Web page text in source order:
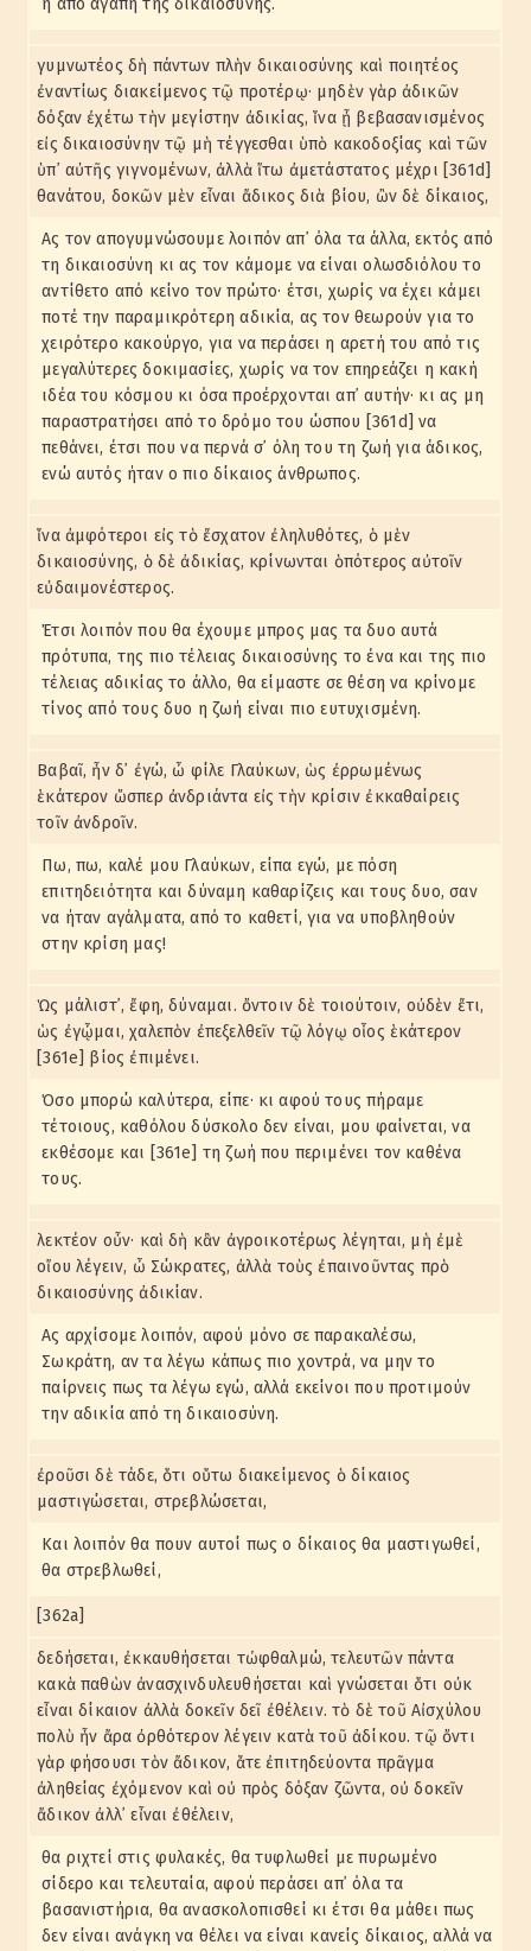
ή από αγάπη της δικαιοσύνης.
γυμνωτέος δὴ πάντων πλὴν δικαιοσύνης καὶ ποιητέος
ἐναντίως διακείμενος τῷ προτέρῳ· μηδὲν γὰρ ἀδικῶν
δόξαν ἐχέτω τὴν μεγίστην ἀδικίας, ἵνα ᾖ βεβασανισμένος
εἰς δικαιοσύνην τῷ μὴ τέγγεσθαι ὑπὸ κακοδοξίας καὶ τῶν
ὑπ᾽ αὐτῆς γιγνομένων, ἀλλὰ ἴτω ἀμετάστατος μέχρι [361d]
θανάτου, δοκῶν μὲν εἶναι ἄδικος διὰ βίου, ὢν δὲ δίκαιος,
Ας τον απογυμνώσουμε λοιπόν απ᾽ όλα τα άλλα, εκτός από
τη δικαιοσύνη κι ας τον κάμομε να είναι ολωσδιόλου το
αντίθετο από κείνο τον πρώτο· έτσι, χωρίς να έχει κάμει
ποτέ την παραμικρότερη αδικία, ας τον θεωρούν για το
χειρότερο κακούργο, για να περάσει η αρετή του από τις
μεγαλύτερες δοκιμασίες, χωρίς να τον επηρεάζει η κακή
ιδέα του κόσμου κι όσα προέρχονται απ᾽ αυτήν· κι ας μη
παραστρατήσει από το δρόμο του ώσπου [361d] να
πεθάνει, έτσι που να περνά σ᾽ όλη του τη ζωή για άδικος,
ενώ αυτός ήταν ο πιο δίκαιος άνθρωπος.
ἵνα ἀμφότεροι εἰς τὸ ἔσχατον ἐληλυθότες, ὁ μὲν
δικαιοσύνης, ὁ δὲ ἀδικίας, κρίνωνται ὁπότερος αὐτοῖν
εὐδαιμονέστερος.
Έτσι λοιπόν που θα έχουμε μπρος μας τα δυο αυτά
πρότυπα, της πιο τέλειας δικαιοσύνης το ένα και της πιο
τέλειας αδικίας το άλλο, θα είμαστε σε θέση να κρίνομε
τίνος από τους δυο η ζωή είναι πιο ευτυχισμένη.
Βαβαῖ, ἦν δ᾽ ἐγώ, ὦ φίλε Γλαύκων, ὡς ἐρρωμένως
ἑκάτερον ὥσπερ ἀνδριάντα εἰς τὴν κρίσιν ἐκκαθαίρεις
τοῖν ἀνδροῖν.
Πω, πω, καλέ μου Γλαύκων, είπα εγώ, με πόση
επιτηδειότητα και δύναμη καθαρίζεις και τους δυο, σαν
να ήταν αγάλματα, από το καθετί, για να υποβληθούν
στην κρίση μας!
Ὡς μάλιστ᾽, ἔφη, δύναμαι. ὄντοιν δὲ τοιούτοιν, οὐδὲν ἔτι,
ὡς ἐγᾦμαι, χαλεπὸν ἐπεξελθεῖν τῷ λόγῳ οἷος ἑκάτερον
[361e] βίος ἐπιμένει.
Όσο μπορώ καλύτερα, είπε· κι αφού τους πήραμε
τέτοιους, καθόλου δύσκολο δεν είναι, μου φαίνεται, να
εκθέσομε και [361e] τη ζωή που περιμένει τον καθένα
τους.
λεκτέον οὖν· καὶ δὴ κἂν ἀγροικοτέρως λέγηται, μὴ ἐμὲ
οἴου λέγειν, ὦ Σώκρατες, ἀλλὰ τοὺς ἐπαινοῦντας πρὸ
δικαιοσύνης ἀδικίαν.
Ας αρχίσομε λοιπόν, αφού μόνο σε παρακαλέσω,
Σωκράτη, αν τα λέγω κάπως πιο χοντρά, να μην το
παίρνεις πως τα λέγω εγώ, αλλά εκείνοι που προτιμούν
την αδικία από τη δικαιοσύνη.
ἐροῦσι δὲ τάδε, ὅτι οὕτω διακείμενος ὁ δίκαιος
μαστιγώσεται, στρεβλώσεται,
Και λοιπόν θα πουν αυτοί πως ο δίκαιος θα μαστιγωθεί,
θα στρεβλωθεί,
[362a]
δεδήσεται, ἐκκαυθήσεται τὠφθαλμώ, τελευτῶν πάντα
κακὰ παθὼν ἀνασχινδυλευθήσεται καὶ γνώσεται ὅτι οὐκ
εἶναι δίκαιον ἀλλὰ δοκεῖν δεῖ ἐθέλειν. τὸ δὲ τοῦ Αἰσχύλου
πολὺ ἦν ἄρα ὀρθότερον λέγειν κατὰ τοῦ ἀδίκου. τῷ ὄντι
γὰρ φήσουσι τὸν ἄδικον, ἅτε ἐπιτηδεύοντα πρᾶγμα
ἀληθείας ἐχόμενον καὶ οὐ πρὸς δόξαν ζῶντα, οὐ δοκεῖν
ἄδικον ἀλλ᾽ εἶναι ἐθέλειν,
θα ριχτεί στις φυλακές, θα τυφλωθεί με πυρωμένο
σίδερο και τελευταία, αφού περάσει απ᾽ όλα τα
βασανιστήρια, θα ανασκολοπισθεί κι έτσι θα μάθει πως
δεν είναι ανάγκη να θέλει να είναι κανείς δίκαιος, αλλά να